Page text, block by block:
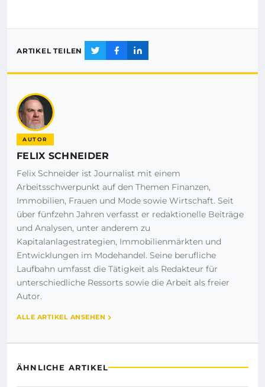
ARTIKEL TEILEN
AUTOR
FELIX SCHNEIDER
Felix Schneider ist Journalist mit einem
Arbeitsschwerpunkt auf den Themen Finanzen,
Immobilien, Frauen und Mode sowie Wirtschaft. Seit
über fünfzehn Jahren verfasst er redaktionelle Beiträge
und Analysen, unter anderem zu
Kapitalanlagestrategien, Immobilienmärkten und
Entwicklungen im Modehandel. Seine berufliche
Laufbahn umfasst die Tätigkeit als Redakteur für
unterschiedliche Ressorts sowie die Arbeit als freier
Autor.
ALLE ARTIKEL ANSEHEN
ÄHNLICHE ARTIKEL